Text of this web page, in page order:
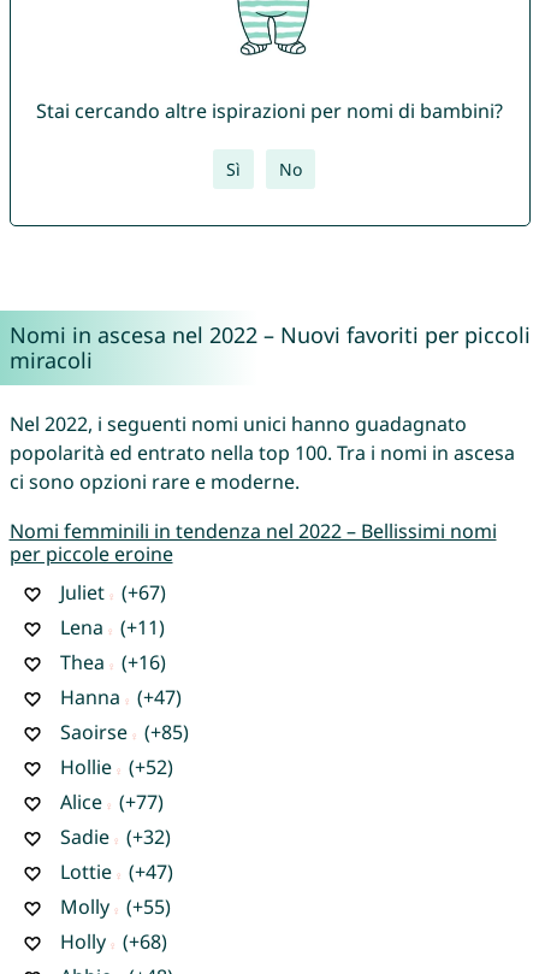
Stai cercando altre ispirazioni per nomi di bambini?
Sì No
Nomi in ascesa nel 2022 – Nuovi favoriti per piccoli
miracoli
Nel 2022, i seguenti nomi unici hanno guadagnato
popolarità ed entrato nella top 100. Tra i nomi in ascesa
ci sono opzioni rare e moderne.
Nomi femminili in tendenza nel 2022 – Bellissimi nomi
per piccole eroine
Juliet
(+67)
Lena
(+11)
Thea
(+16)
Hanna
(+47)
Saoirse
(+85)
Hollie
(+52)
Alice
(+77)
Sadie
(+32)
Lottie
(+47)
Molly
(+55)
Holly
(+68)